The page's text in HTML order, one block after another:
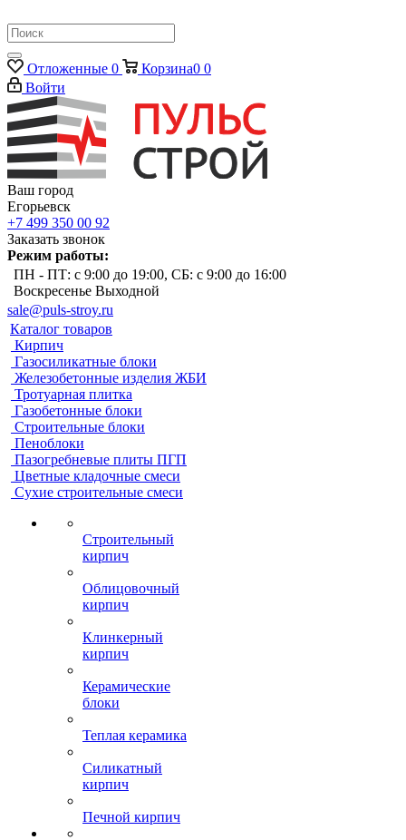
Отложенные 0 Корзина0 0
Войти
Ваш город
Егорьевск
+7 499 350 00 92
Заказать звонок
Режим работы:
ПН - ПТ: с 9:00 до 19:00, СБ: с 9:00 до 16:00
Воскресенье Выходной
sale@puls-stroy.ru
Каталог товаров
Кирпич
Газосиликатные блоки
Железобетонные изделия ЖБИ
Тротуарная плитка
Газобетонные блоки
Строительные блоки
Пеноблоки
Пазогребневые плиты ПГП
Цветные кладочные смеси
Сухие строительные смеси
Строительный
кирпич
Облицовочный
кирпич
Клинкерный
кирпич
Керамические
блоки
Теплая керамика
Силикатный
кирпич
Печной кирпич